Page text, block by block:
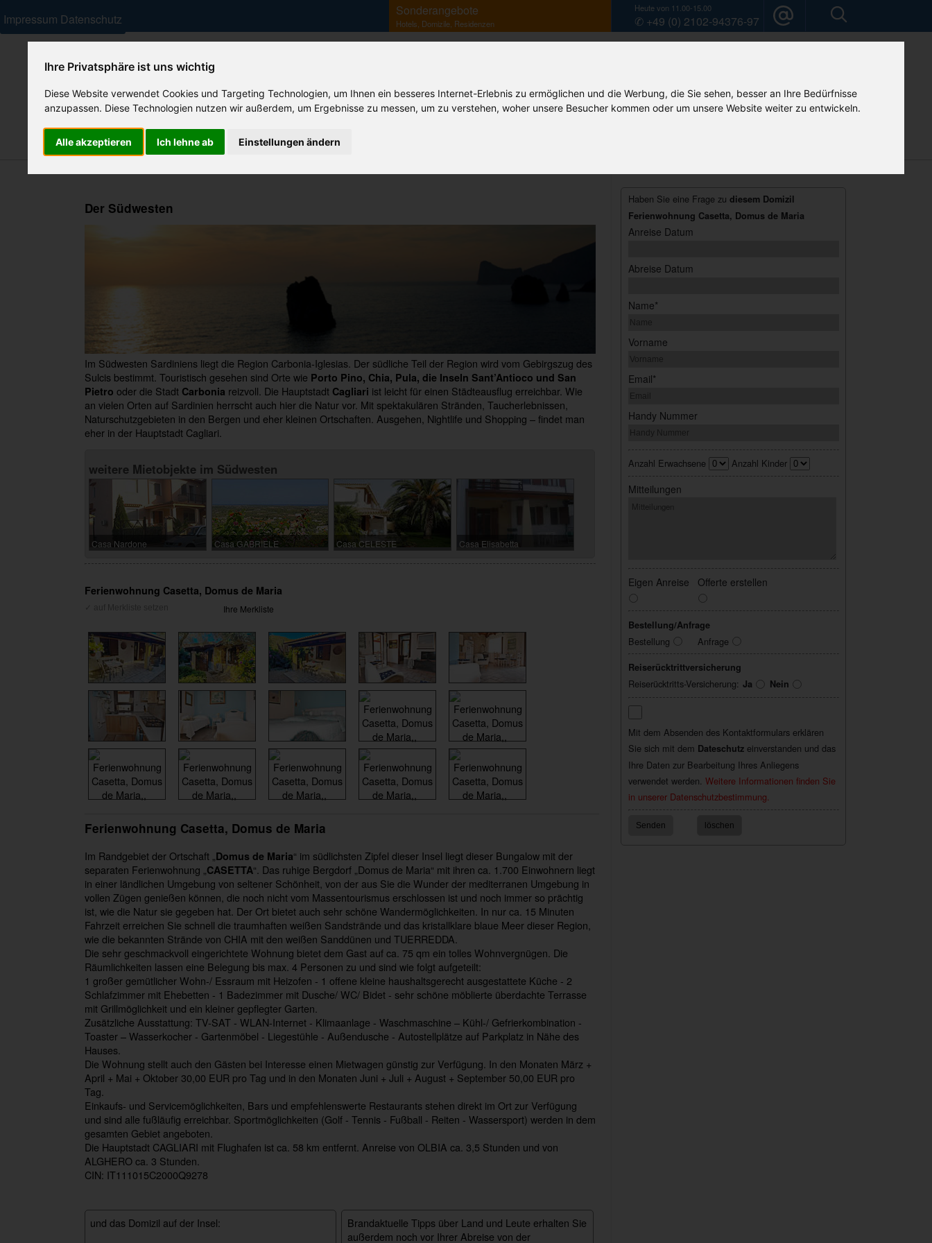
Ihre Privatsphäre ist uns wichtig
Diese Website verwendet Cookies und Targeting Technologien, um Ihnen ein besseres Internet-Erlebnis zu ermöglichen und die Werbung, die Sie sehen, besser an Ihre Bedürfnisse
anzupassen. Diese Technologien nutzen wir außerdem, um Ergebnisse zu messen, um zu verstehen, woher unsere Besucher kommen oder um unsere Website weiter zu entwickeln.
Alle akzeptieren Ich lehne ab Einstellungen ändern
Sonderangebote
Hotels, Domizile, Residenzen
Heute von 11.00-15.00
✆ +49 (0) 2102-94376-97
Ihr Sardinien Spezialist
Ferienhäuser Residenzen/ Feriendörfer Hotels B&B
Der Südwesten
Im Südwesten Sardiniens liegt die Region Carbonia-Iglesias. Der südliche Teil der Region wird vom Gebirgszug des
Sulcis bestimmt. Touristisch gesehen sind Orte wie Porto Pino, Chia, Pula, die Inseln Sant’Antioco und San
Pietro oder die Stadt Carbonia reizvoll. Die Hauptstadt Cagliari ist leicht für einen Städteausflug erreichbar. Wie
an vielen Orten auf Sardinien herrscht auch hier die Natur vor. Mit spektakulären Stränden, Taucherlebnissen,
Naturschutzgebieten in den Bergen und eher kleinen Ortschaften. Ausgehen, Nightlife und Shopping – findet man
eher in der Hauptstadt Cagliari.
weitere Mietobjekte im Südwesten
Casa Nardone Casa GABRIELE Casa CELESTE Casa Elisabetta
Ferienwohnung Casetta, Domus de Maria
Ihre Merkliste
Ferienwohnung Casetta, Domus de Maria
Im Randgebiet der Ortschaft „Domus de Maria“ im südlichsten Zipfel dieser Insel liegt dieser Bungalow mit der
separaten Ferienwohnung „CASETTA“. Das ruhige Bergdorf „Domus de Maria“ mit ihren ca. 1.700 Einwohnern liegt
in einer ländlichen Umgebung von seltener Schönheit, von der aus Sie die Wunder der mediterranen Umgebung in
vollen Zügen genießen können, die noch nicht vom Massentourismus erschlossen ist und noch immer so prächtig
ist, wie die Natur sie gegeben hat. Der Ort bietet auch sehr schöne Wandermöglichkeiten. In nur ca. 15 Minuten
Fahrzeit erreichen Sie schnell die traumhaften weißen Sandstrände und das kristallklare blaue Meer dieser Region,
wie die bekannten Strände von CHIA mit den weißen Sanddünen und TUERREDDA.
Die sehr geschmackvoll eingerichtete Wohnung bietet dem Gast auf ca. 75 qm ein tolles Wohnvergnügen. Die
Räumlichkeiten lassen eine Belegung bis max. 4 Personen zu und sind wie folgt aufgeteilt:
1 großer gemütlicher Wohn-/ Essraum mit Heizofen - 1 offene kleine haushaltsgerecht ausgestattete Küche - 2
Schlafzimmer mit Ehebetten - 1 Badezimmer mit Dusche/ WC/ Bidet - sehr schöne möblierte überdachte Terrasse
mit Grillmöglichkeit und ein kleiner gepflegter Garten.
Zusätzliche Ausstattung: TV-SAT - WLAN-Internet - Klimaanlage - Waschmaschine – Kühl-/ Gefrierkombination -
Toaster – Wasserkocher - Gartenmöbel - Liegestühle - Außendusche - Autostellplätze auf Parkplatz in Nähe des
Hauses.
Die Wohnung stellt auch den Gästen bei Interesse einen Mietwagen günstig zur Verfügung. In den Monaten März +
April + Mai + Oktober 30,00 EUR pro Tag und in den Monaten Juni + Juli + August + September 50,00 EUR pro
Tag.
Einkaufs- und Servicemöglichkeiten, Bars und empfehlenswerte Restaurants stehen direkt im Ort zur Verfügung
und sind alle fußläufig erreichbar. Sportmöglichkeiten (Golf - Tennis - Fußball - Reiten - Wassersport) werden in dem
gesamten Gebiet angeboten.
Die Hauptstadt CAGLIARI mit Flughafen ist ca. 58 km entfernt. Anreise von OLBIA ca. 3,5 Stunden und von
ALGHERO ca. 3 Stunden.
CIN: IT111015C2000Q9278
und das Domizil auf der Insel:
Brandaktuelle Tipps über Land und Leute erhalten Sie
außerdem noch vor Ihrer Abreise von der
Haben Sie eine Frage zu diesem Domizil
Ferienwohnung Casetta, Domus de Maria
Anreise Datum
Abreise Datum
Name*
Vorname
Email*
Handy Nummer
Anzahl Erwachsene Anzahl Kinder
Mitteilungen
Eigen Anreise Offerte erstellen
Bestellung/Anfrage
Bestellung Anfrage
Reiserücktrittversicherung
Reiserücktritts-Versicherung: Ja Nein
Mit dem Absenden des Kontaktformulars erklären
Sie sich mit dem Dateschutzeinverstanden und das
Ihre Daten zur Bearbeitung Ihres Anliegens
verwendet werden. Weitere Informationen finden Sie
in unserer Datenschutzbestimmung.
Impressum Datenschutz